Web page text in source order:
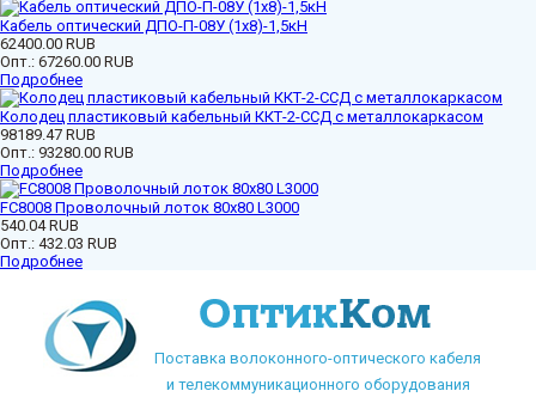
Кабель оптический ДПО-П-08У (1х8)-1,5кН
62400.00 RUB
Опт.: 67260.00 RUB
Подробнее
Колодец пластиковый кабельный ККТ-2-ССД с металлокаркасом
98189.47 RUB
Опт.: 93280.00 RUB
Подробнее
FC8008 Проволочный лоток 80х80 L3000
540.04 RUB
Опт.: 432.03 RUB
Подробнее
Поставка волоконного-оптического кабеля
и телекоммуникационного оборудования